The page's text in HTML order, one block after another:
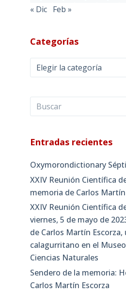
« Dic Feb »
Categorías
Categorías
Entradas recientes
Oxymorondictionary
XXIV Reunión Científica
memoria de Carlos
XXIV Reunión Científica
viernes, 5 de mayo de
de Carlos Martín
calagurritano en el
Ciencias Naturales
Sendero de la memoria:
Carlos Martín Escorza